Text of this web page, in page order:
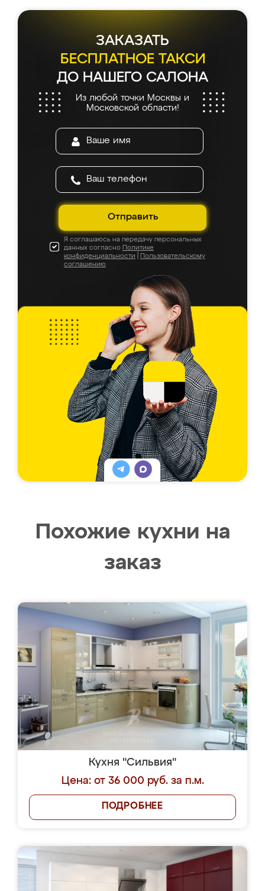
ЗАКАЗАТЬ
БЕСПЛАТНОЕ ТАКСИ
ДО НАШЕГО САЛОНА
Из любой точки Москвы и
Московской области!
Отправить
Я соглашаюсь на передачу персональных
данных согласно Политике
конфиденциальности
Пользовательскому
соглашению
Похожие кухни на
заказ
Кухня "Сильвия"
Цена: от 36 000 руб. за п.м.
ПОДРОБНЕЕ